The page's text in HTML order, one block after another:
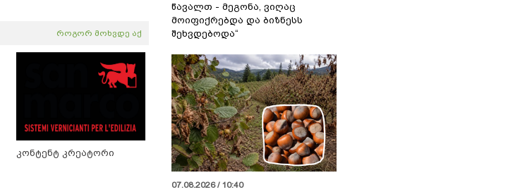
როგორ მოხვდე აქ
კონტენტ კრეატორი
წავალთ - მეგონა, ვიღაც
მოიფიქრებდა და ბიზნესს
შეხვდებოდა“
07.08.2026 / 10:40